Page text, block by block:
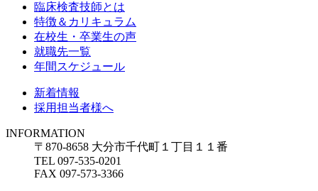
臨床検査技師とは
特徴＆カリキュラム
在校生・卒業生の声
就職先一覧
年間スケジュール
新着情報
採用担当者様へ
INFORMATION
〒870-8658 大分市千代町１丁目１１番
TEL 097-535-0201
FAX 097-573-3366